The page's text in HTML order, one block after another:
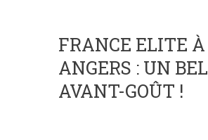
FRANCE ELITE À
ANGERS : UN BEL
AVANT-GOÛT !